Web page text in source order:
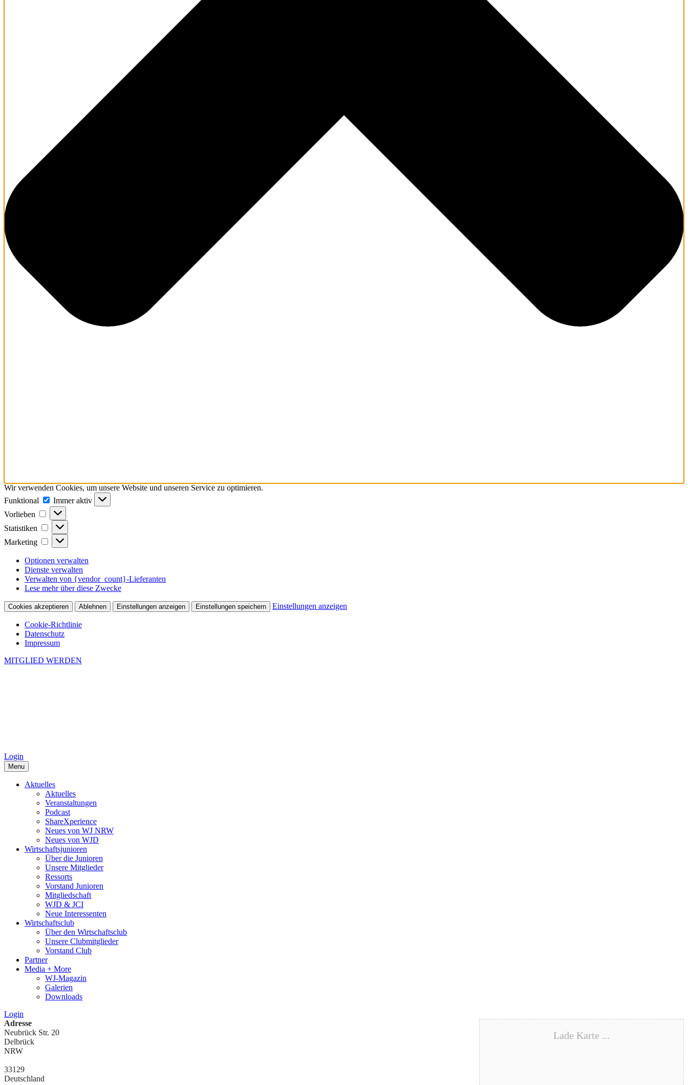
Wir verwenden Cookies, um unsere Website und unseren Service zu optimieren.
Funktional
Funktional
Immer aktiv
Vorlieben
Vorlieben
Statistiken Statistiken
Marketing Marketing
Optionen verwalten
Dienste verwalten
Verwalten von {vendor_count}-Lieferanten
Lese mehr über diese Zwecke
Cookies akzeptieren Ablehnen Einstellungen anzeigen Einstellungen speichern Einstellungen anzeigen
Cookie-Richtlinie
Datenschutz
Impressum
MITGLIED WERDEN
Login
Menu
Aktuelles
Aktuelles
Veranstaltungen
Podcast
ShareXperience
Neues von WJ NRW
Neues von WJD
Wirtschaftsjunioren
Über die Junioren
Unsere Mitglieder
Ressorts
Vorstand Junioren
Mitgliedschaft
WJD & JCI
Neue Interessenten
Wirtschaftsclub
Über den Wirtschaftsclub
Unsere Clubmitglieder
Vorstand Club
Partner
Media + More
WJ-Magazin
Galerien
Downloads
Login
Lade Karte ...
Adresse
Neubrück Str. 20
Delbrück
NRW
33129
Deutschland